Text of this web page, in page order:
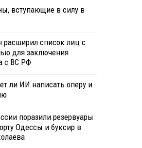
вступающие в силу в
расширил список лиц с
для заключения
с ВС РФ
ли ИИ написать оперу и
поразили резервуары
Одессы и буксир в